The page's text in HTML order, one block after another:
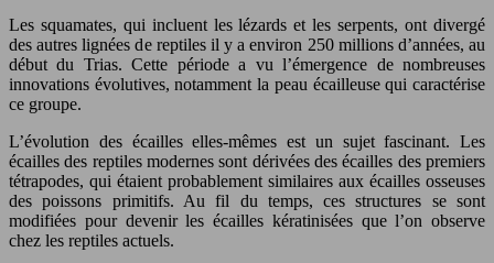
Les squamates, qui incluent les lézards et les serpents, ont divergé
des autres lignées de reptiles il y a environ 250 millions d’années, au
début du Trias. Cette période a vu l’émergence de nombreuses
innovations évolutives, notamment la peau écailleuse qui caractérise
ce groupe.
L’évolution des écailles elles-mêmes est un sujet fascinant. Les
écailles des reptiles modernes sont dérivées des écailles des premiers
tétrapodes, qui étaient probablement similaires aux écailles osseuses
des poissons primitifs. Au fil du temps, ces structures se sont
modifiées pour devenir les écailles kératinisées que l’on observe
chez les reptiles actuels.